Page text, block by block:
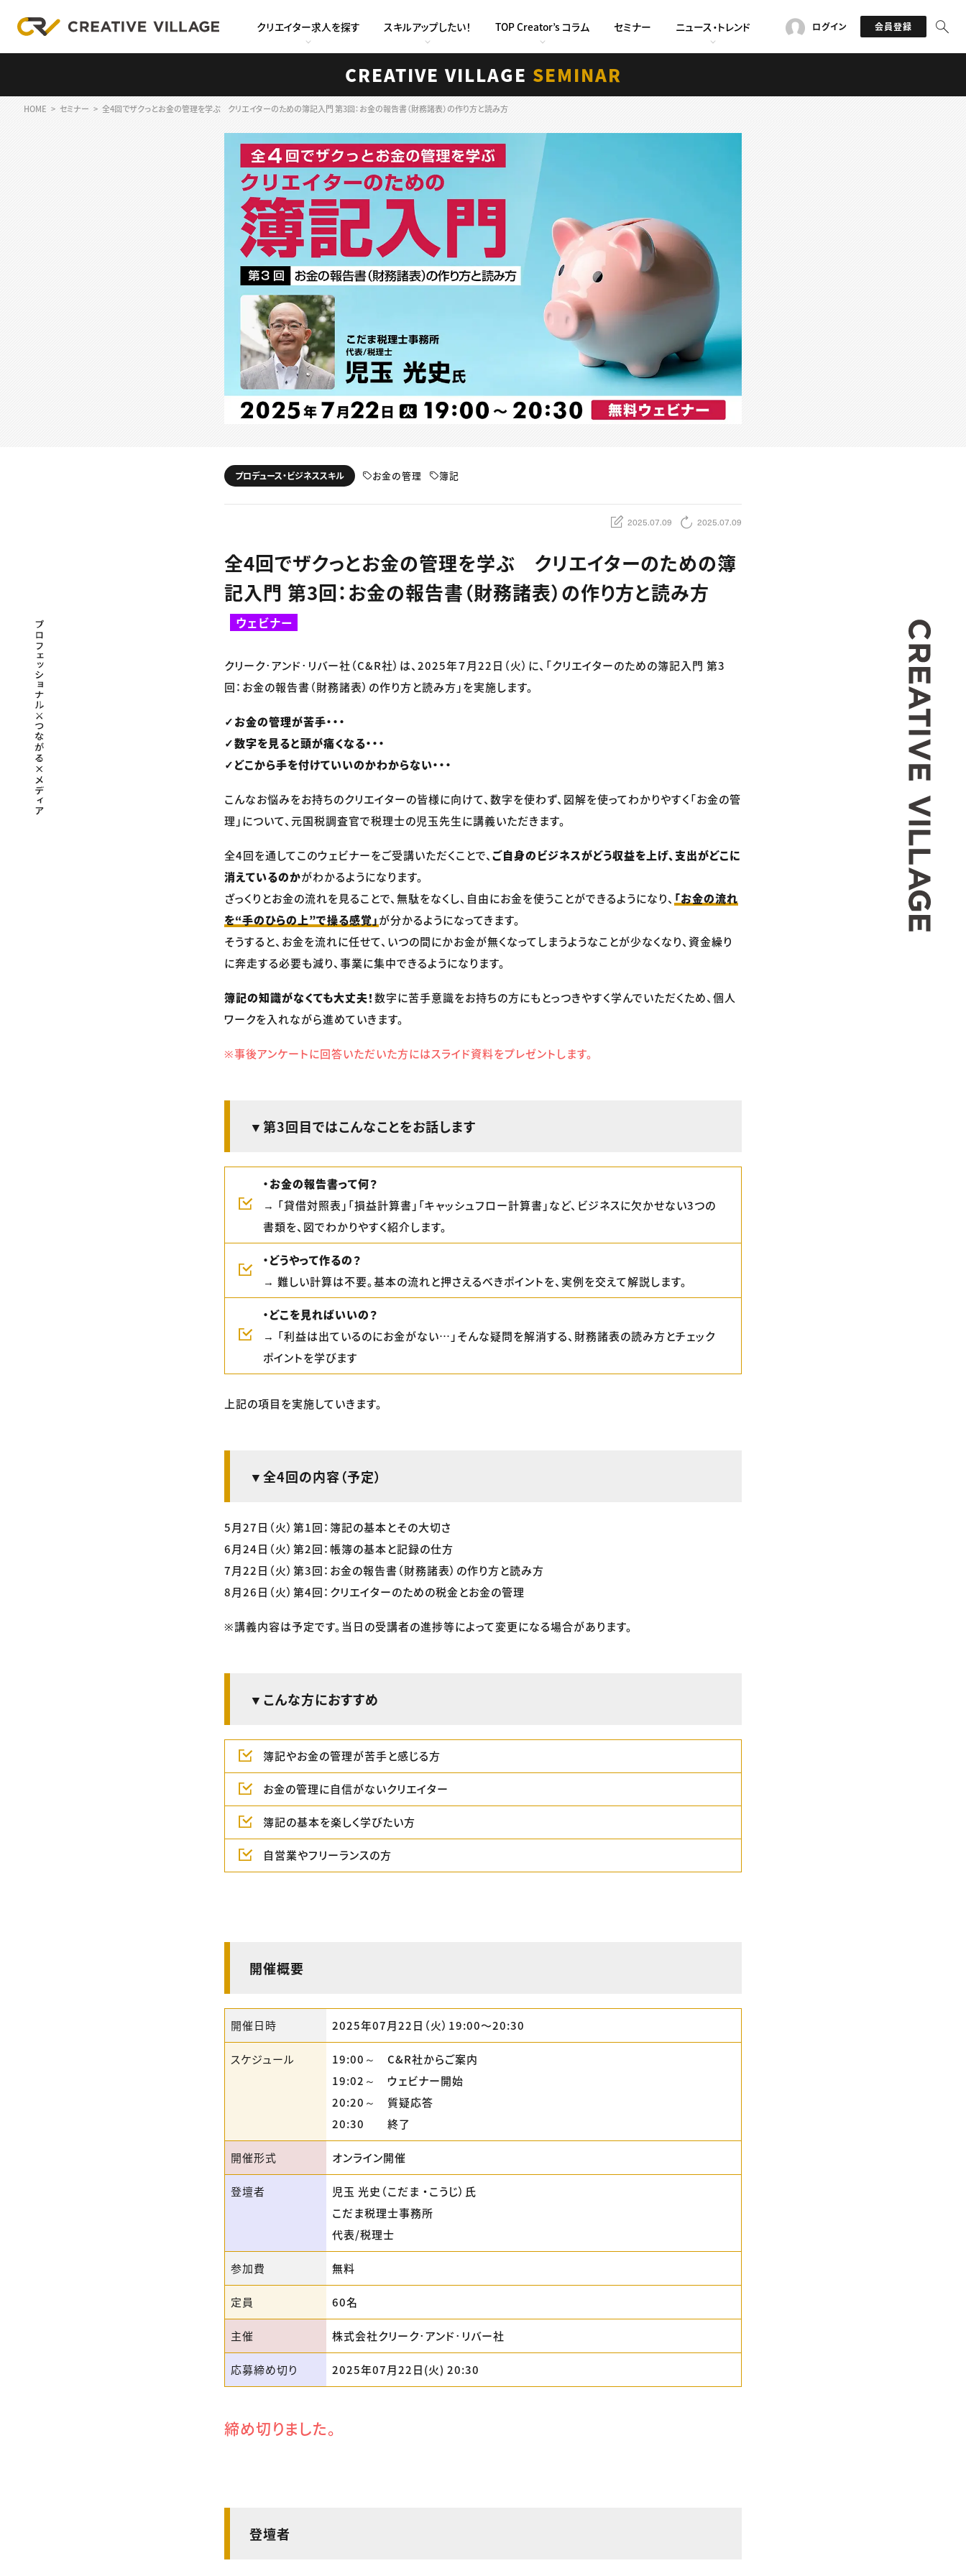
クリエイター求人を探す スキルアップしたい！ TOP Creator’s コラム セミナー ニュース・トレンド ログイン 会員登録
CREATIVE VILLAGE SEMINAR
HOME セミナー 全4回でザクっとお金の管理を学ぶ クリエイターのための簿記入門 第3回：お金の報告書（財務諸表）の作り方と読み方
プロフェッショナル×つながる×メディア
プロデュース・ビジネススキル お金の管理 簿記
2025.07.09 2025.07.09
全4回でザクっとお金の管理を学ぶ クリエイターのための簿
記入門 第3回：お金の報告書（財務諸表）の作り方と読み方
ウェビナー
クリーク･アンド･リバー社（C&R社）は、2025年７月22日（火）に、「クリエイターのための簿記入門 第3
回：お金の報告書（財務諸表）の作り方と読み方」を実施します。
✓お金の管理が苦手・・・
✓数字を見ると頭が痛くなる・・・
✓どこから手を付けていいのかわからない・・・
こんなお悩みをお持ちのクリエイターの皆様に向けて、数字を使わず、図解を使ってわかりやすく「お金の管
理」について、元国税調査官で税理士の児玉先生に講義いただきます。
全4回を通してこのウェビナーをご受講いただくことで、 ご自身のビジネスがどう収益を上げ、支出がどこに
消えているのかがわかるようになります。
ざっくりとお金の流れを見ることで、無駄をなくし、自由にお金を使うことができるようになり、 「お金の流れ
を“手のひらの上”で操る感覚」が分かるようになってきます。
そうすると、お金を流れに任せて、いつの間にかお金が無くなってしまうようなことが少なくなり、資金繰り
に奔走する必要も減り、事業に集中できるようになります。
簿記の知識がなくても大丈夫！数字に苦手意識をお持ちの方にもとっつきやすく学んでいただくため、個人
ワークを入れながら進めていきます。
※事後アンケートに回答いただいた方にはスライド資料をプレゼントします。
▼第3回目ではこんなことをお話します
・お金の報告書って何？
→ 「貸借対照表」「損益計算書」「キャッシュフロー計算書」など、ビジネスに欠かせない3つの
書類を、図でわかりやすく紹介します。
・どうやって作るの？
→ 難しい計算は不要。基本の流れと押さえるべきポイントを、実例を交えて解説します。
・どこを見ればいいの？
→ 「利益は出ているのにお金がない…」そんな疑問を解消する、財務諸表の読み方とチェック
ポイントを学びます
上記の項目を実施していきます。
▼全4回の内容（予定）
5月27日（火）第1回：簿記の基本とその大切さ
6月24日（火）第2回：帳簿の基本と記録の仕方
7月22日（火）第3回：お金の報告書（財務諸表）の作り方と読み方
8月26日（火）第4回：クリエイターのための税金とお金の管理
※講義内容は予定です。当日の受講者の進捗等によって変更になる場合があります。
▼こんな方におすすめ
簿記やお金の管理が苦手と感じる方
お金の管理に自信がないクリエイター
簿記の基本を楽しく学びたい方
自営業やフリーランスの方
開催概要
開催日時 2025年07月22日（火）19:00〜20:30
スケジュール
19:00～ C&R社からご案内
19:02～ ウェビナー開始
20:20～ 質疑応答
20:30 終了
開催形式 オンライン開催
登壇者
児玉 光史（こだま ・こうじ）氏
こだま税理士事務所
代表/税理士
参加費 無料
定員 60名
主催 株式会社クリーク･アンド･リバー社
応募締め切り 2025年07月22日(火) 20:30
締め切りました。
登壇者